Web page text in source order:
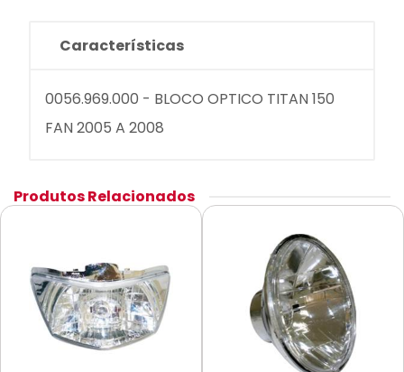
Características
0056.969.000 - BLOCO OPTICO TITAN 150
FAN 2005 A 2008
Produtos Relacionados